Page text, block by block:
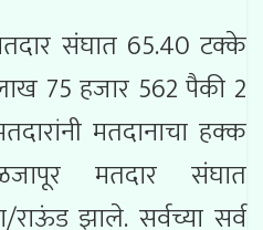
संघात 65.40 टक्के
75 हजार 562 पैकी 2
मतदानाचा हक्क
मतदार संघात
झाले. सर्वच्या सर्व